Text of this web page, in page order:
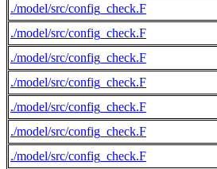
./model/src/config_check.F
./model/src/config_check.F
./model/src/config_check.F
./model/src/config_check.F
./model/src/config_check.F
./model/src/config_check.F
./model/src/config_check.F